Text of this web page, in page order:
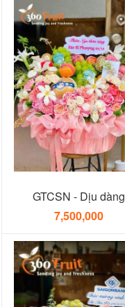
GTCSN - Dịu dàng
7,500,000